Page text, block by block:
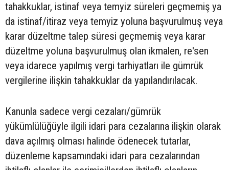
tahakkuklar, istinaf veya temyiz süreleri geçmemiş ya
da istinaf/itiraz veya temyiz yoluna başvurulmuş veya
karar düzeltme talep süresi geçmemiş veya karar
düzeltme yoluna başvurulmuş olan ikmalen, re'sen
veya idarece yapılmış vergi tarhiyatları ile gümrük
vergilerine ilişkin tahakkuklar da yapılandırılacak.
Kanunla sadece vergi cezaları/gümrük
yükümlülüğüyle ilgili idari para cezalarına ilişkin olarak
dava açılmış olması halinde ödenecek tutarlar,
düzenleme kapsamındaki idari para cezalarından